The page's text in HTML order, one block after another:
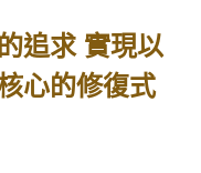
追求 實現以
心的修復式